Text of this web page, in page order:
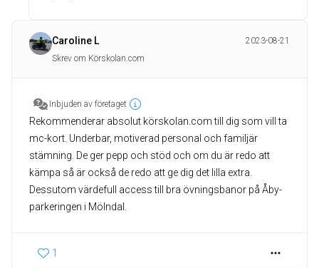
Caroline L
2023-08-21
Skrev om Körskolan.com
Inbjuden av företaget
Rekommenderar absolut körskolan.com till dig som vill ta
mc-kort. Underbar, motiverad personal och familjär
stämning. De ger pepp och stöd och om du är redo att
kämpa så är också de redo att ge dig det lilla extra.
Dessutom värdefull access till bra övningsbanor på Åby-
parkeringen i Mölndal.
1